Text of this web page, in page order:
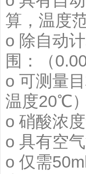
算，温度
o 除自动
围：（
o 可测量
温度20℃）
o 硝酸浓
o 具有空
o 仅需